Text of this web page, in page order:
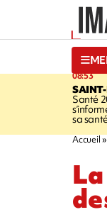
08:53
Santé
sa
Accueil